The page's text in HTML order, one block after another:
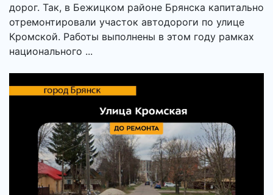
дорог. Так, в Бежицком районе Брянска капитально
отремонтировали участок автодороги по улице
Кромской. Работы выполнены в этом году рамках
национального ...